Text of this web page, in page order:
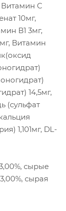
Витамин С
10мг,
В1 3мг,
Витамин
14,5мг,
(сульфат
1,101мг, DL-
сырые
сырая